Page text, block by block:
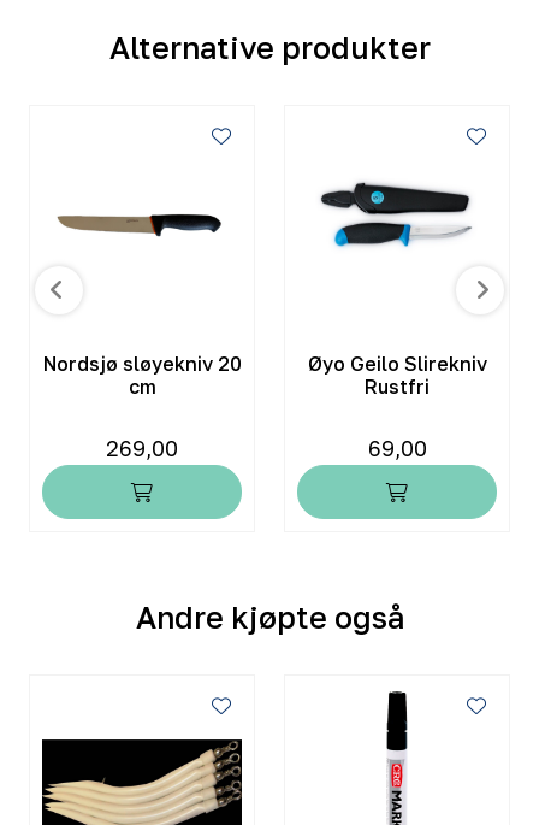
Alternative produkter
Nordsjø sløyekniv 20
cm
269,00
Øyo Geilo Slirekniv
Rustfri
69,00
Andre kjøpte også